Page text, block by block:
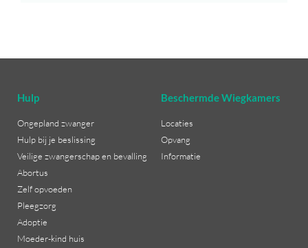
Hulp
Ongepland zwanger
Hulp bij je beslissing
Veilige zwangerschap en bevalling
Abortus
Zelf opvoeden
Pleegzorg
Adoptie
Moeder-kind huis
Beschermde Wiegkamers
Locaties
Opvang
Informatie